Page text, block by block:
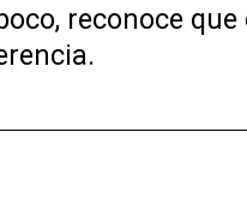
reconoce